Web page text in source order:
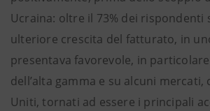
Ucraina: oltre il 73% dei rispondenti
ulteriore crescita del fatturato, in
presentava favorevole, in
dell’alta gamma e su alcuni mercati,
Uniti, tornati ad essere i principali